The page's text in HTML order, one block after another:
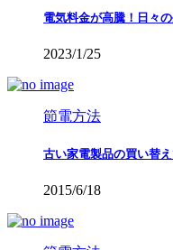
電気料金が高騰！日々
2023/1/25
節電方法
古い家電製品の買い替
2015/6/18